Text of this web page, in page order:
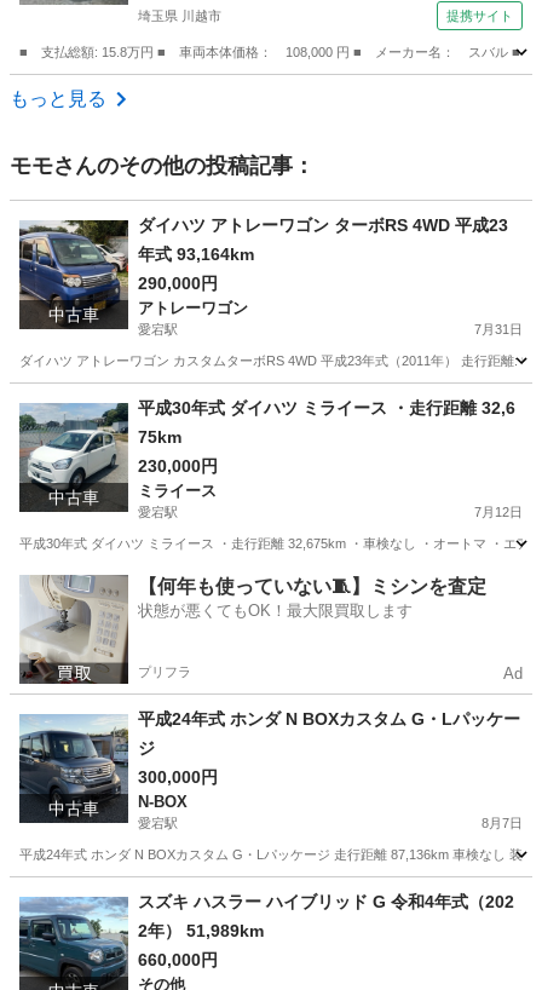
埼玉県 川越市 提携サイト
■ 支払総額: 15.8万円 ■ 車両本体価格： 108,000 円 ■ メーカー名： スバル ■
埼玉 川越市
もっと見る
モモさんのその他の投稿記事：
中古車
ダイハツ アトレーワゴン ターボRS 4WD 平成23
年式 93,164km
290,000円
アトレーワゴン
愛宕駅 7月31日
ダイハツ アトレーワゴン カスタムターボRS 4WD 平成23年式（2011年） 走行距離:
愛宕駅 アトレーワゴン ターボ
中古車
平成30年式 ダイハツ ミライース ・走行距離 32,6
75km
230,000円
ミライース
愛宕駅 7月12日
平成30年式 ダイハツ ミライース ・走行距離 32,675km ・車検なし ・オートマ ・エ
千葉 野田市 愛宕駅 ミライース 走行距離
【何年も使っていない🧵】ミシンを査定
状態が悪くてもOK！最大限買取します
プリフラ Ad
中古車
平成24年式 ホンダ N BOXカスタム G・Lパッケー
ジ
300,000円
N-BOX
愛宕駅 8月7日
平成24年式 ホンダ N BOXカスタム G・Lパッケージ 走行距離 87,136km 車検なし 装
愛宕駅 N-BOX 走行距離
スズキ ハスラー ハイブリッド G 令和4年式（202
2年） 51,989km
660,000円
その他